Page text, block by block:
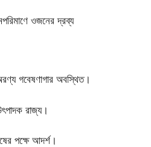
ওজনের দ্রব্য
গবেষণাগার অবস্থিত।
রাজ্য।
পক্ষে আদর্শ।